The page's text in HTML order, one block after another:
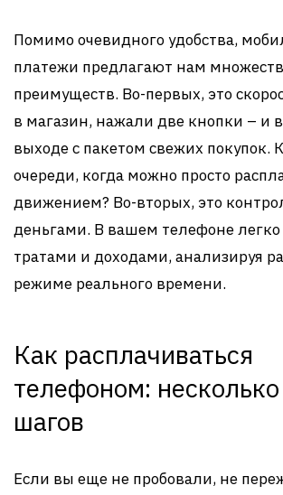
Помимо очевидного удобства,
платежи предлагают нам
преимуществ. Во-первых, это
в магазин, нажали две кнопки – и
выходе с пакетом свежих покупок.
очереди, когда можно просто
движением? Во-вторых, это
деньгами. В вашем телефоне легко
тратами и доходами, анализируя
режиме реального времени.
Как расплачиваться
телефоном:
шагов
Если вы еще не пробовали, не